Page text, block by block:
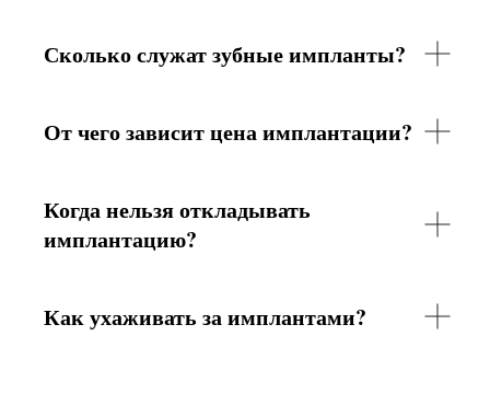
Сколько служат зубные импланты?
От чего зависит цена имплантации?
Когда нельзя откладывать
имплантацию?
Как ухаживать за имплантами?